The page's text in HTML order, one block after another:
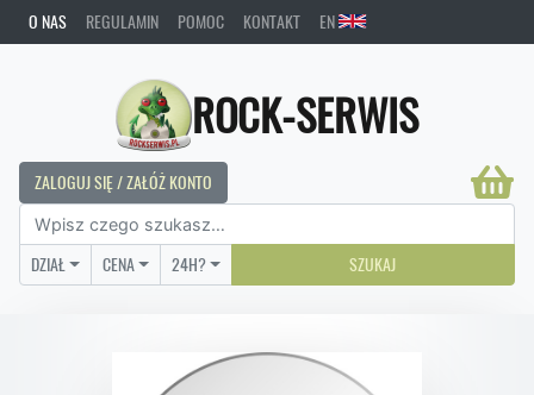
O NAS REGULAMIN POMOC KONTAKT EN
ROCK-SERWIS
ZALOGUJ SIĘ / ZAŁÓŻ KONTO
DZIAŁ CENA 24H? SZUKAJ